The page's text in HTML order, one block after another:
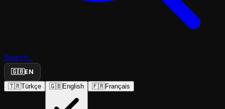
Search...
🇬🇧EN
🇹🇷Türkçe 🇬🇧English 🇫🇷Français